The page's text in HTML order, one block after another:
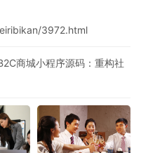
3972.html
商城小程序源码：重构社